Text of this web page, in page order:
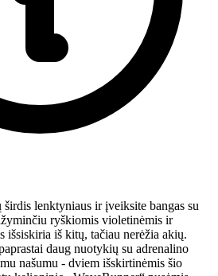
lenktyniaus ir įveiksite bangas su
ryškiomis violetinėmis ir
išsiskiria iš kitų, tačiau nerėžia akių.
daug nuotykių su adrenalino
našumu - dviem išskirtinėmis šio